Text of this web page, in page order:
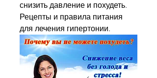
снизить давление и похудеть.
Рецепты и правила питания
для лечения гипертонии.